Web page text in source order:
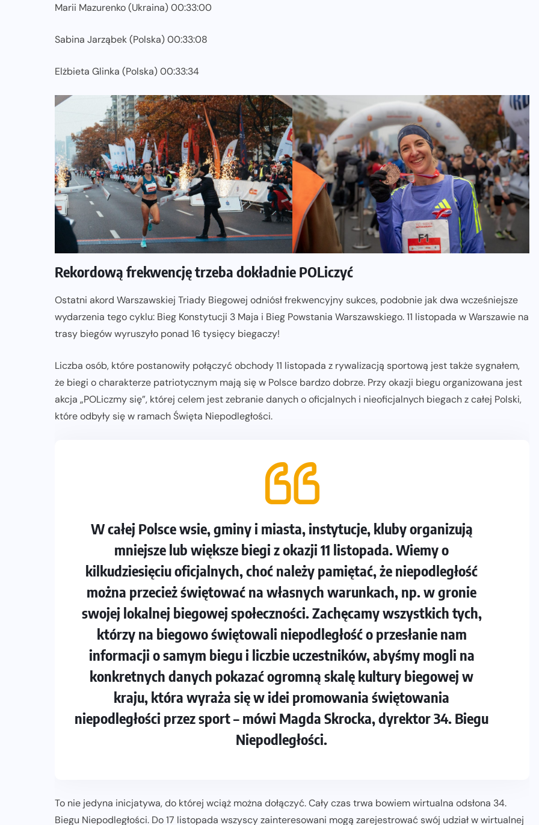
Marii Mazurenko (Ukraina) 00:33:00
Sabina Jarząbek (Polska) 00:33:08
Elżbieta Glinka (Polska) 00:33:34
Rekordową frekwencję trzeba dokładnie POLiczyć
Ostatni akord Warszawskiej Triady Biegowej odniósł frekwencyjny sukces, podobnie jak dwa wcześniejsze
wydarzenia tego cyklu: Bieg Konstytucji 3 Maja i Bieg Powstania Warszawskiego. 11 listopada w Warszawie na
trasy biegów wyruszyło ponad 16 tysięcy biegaczy!
Liczba osób, które postanowiły połączyć obchody 11 listopada z rywalizacją sportową jest także sygnałem,
że biegi o charakterze patriotycznym mają się w Polsce bardzo dobrze. Przy okazji biegu organizowana jest
akcja „POLiczmy się”, której celem jest zebranie danych o oficjalnych i nieoficjalnych biegach z całej Polski,
które odbyły się w ramach Święta Niepodległości.
W całej Polsce wsie, gminy i miasta, instytucje, kluby organizują
mniejsze lub większe biegi z okazji 11 listopada. Wiemy o
kilkudziesięciu oficjalnych, choć należy pamiętać, że niepodległość
można przecież świętować na własnych warunkach, np. w gronie
swojej lokalnej biegowej społeczności. Zachęcamy wszystkich tych,
którzy na biegowo świętowali niepodległość o przesłanie nam
informacji o samym biegu i liczbie uczestników, abyśmy mogli na
konkretnych danych pokazać ogromną skalę kultury biegowej w
kraju, która wyraża się w idei promowania świętowania
niepodległości przez sport – mówi Magda Skrocka, dyrektor 34. Biegu
Niepodległości.
To nie jedyna inicjatywa, do której wciąż można dołączyć. Cały czas trwa bowiem wirtualna odsłona 34.
Biegu Niepodległości. Do 17 listopada wszyscy zainteresowani mogą zarejestrować swój udział w wirtualnej